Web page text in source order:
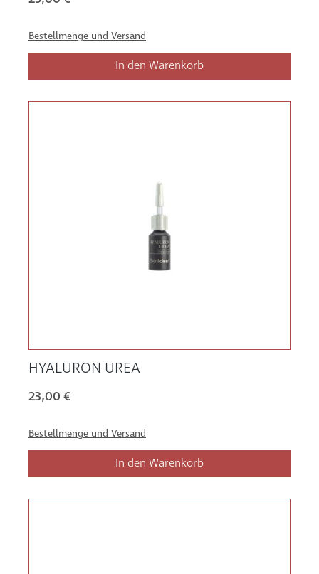
Bestellmenge und Versand
In den Warenkorb
HYALURON UREA
23,00 €
Bestellmenge und Versand
In den Warenkorb